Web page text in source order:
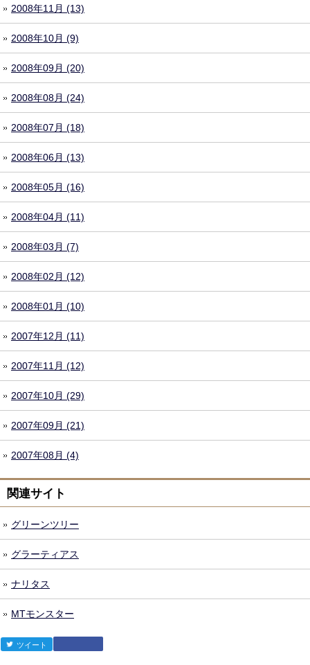
2008年11月 (13)
2008年10月 (9)
2008年09月 (20)
2008年08月 (24)
2008年07月 (18)
2008年06月 (13)
2008年05月 (16)
2008年04月 (11)
2008年03月 (7)
2008年02月 (12)
2008年01月 (10)
2007年12月 (11)
2007年11月 (12)
2007年10月 (29)
2007年09月 (21)
2007年08月 (4)
関連サイト
グリーンツリー
グラーティアス
ナリタス
MTモンスター
森田健太郎
ツイート